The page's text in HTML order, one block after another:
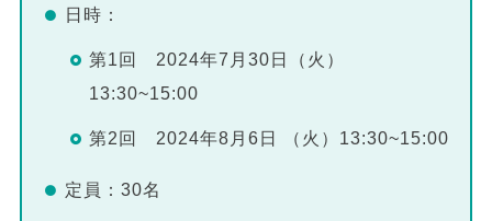
日時：
第1回 2024年7月30日（火）
13:30~15:00
第2回 2024年8月6日 （火）13:30~15:00
定員：30名